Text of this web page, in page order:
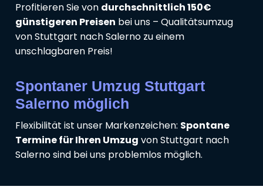
Profitieren Sie von durchschnittlich 150€
günstigeren Preisen bei uns – Qualitätsumzug
von Stuttgart nach Salerno zu einem
unschlagbaren Preis!
Spontaner Umzug Stuttgart
Salerno möglich
Flexibilität ist unser Markenzeichen: Spontane
Termine für Ihren Umzug von Stuttgart nach
Salerno sind bei uns problemlos möglich.